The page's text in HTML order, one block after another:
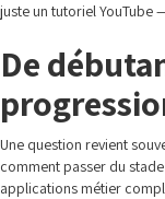
juste un tutoriel YouTube
De
Une question revient
comment passer du
applications métier